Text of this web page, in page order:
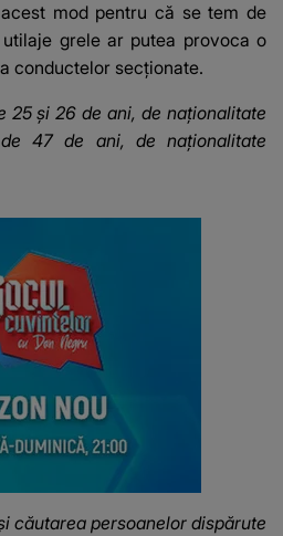
mod pentru că se tem de
grele ar putea provoca o
conductelor secţionate.
25 şi 26 de ani, de naţionalitate
47 de ani, de naţionalitate
căutarea persoanelor dispărute